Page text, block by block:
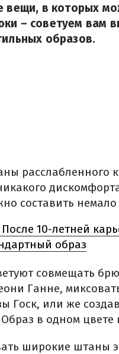
вещи, в которых
– советуем вам
образов.
расслабленного
составить
После 10-летней
образ
совмещать
Ганне,
Госк, или же
в одном цвете
широкие штаны